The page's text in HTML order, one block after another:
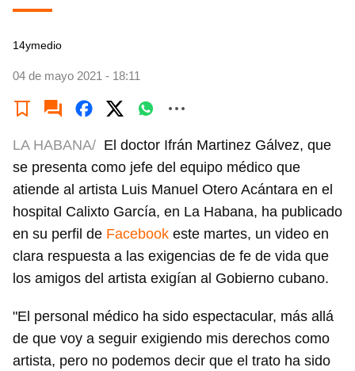
14ymedio
04 de mayo 2021 - 18:11
LA HABANA/ El doctor Ifrán Martinez Gálvez, que
se presenta como jefe del equipo médico que
atiende al artista Luis Manuel Otero Acántara en el
hospital Calixto García, en La Habana, ha publicado
en su perfil de Facebook este martes, un video en
clara respuesta a las exigencias de fe de vida que
los amigos del artista exigían al Gobierno cubano.
"El personal médico ha sido espectacular, más allá
de que voy a seguir exigiendo mis derechos como
artista, pero no podemos decir que el trato ha sido